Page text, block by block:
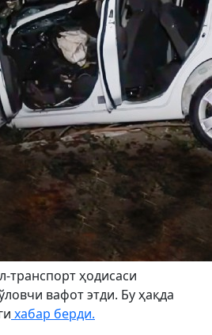
транспорт ҳодисаси
вафот этди. Бу ҳақда
хабар берди.